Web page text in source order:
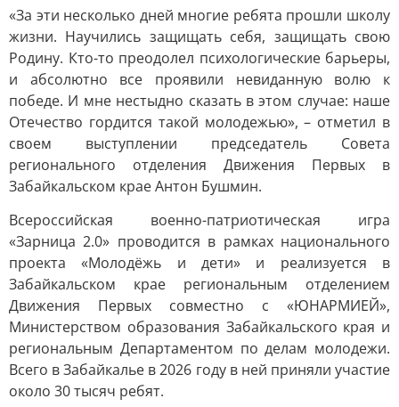
«За эти несколько дней многие ребята прошли школу
жизни. Научились защищать себя, защищать свою
Родину. Кто-то преодолел психологические барьеры,
и абсолютно все проявили невиданную волю к
победе. И мне нестыдно сказать в этом случае: наше
Отечество гордится такой молодежью», – отметил в
своем выступлении председатель Совета
регионального отделения Движения Первых в
Забайкальском крае Антон Бушмин.
Всероссийская военно-патриотическая игра
«Зарница 2.0» проводится в рамках национального
проекта «Молодёжь и дети» и реализуется в
Забайкальском крае региональным отделением
Движения Первых совместно с «ЮНАРМИЕЙ»,
Министерством образования Забайкальского края и
региональным Департаментом по делам молодежи.
Всего в Забайкалье в 2026 году в ней приняли участие
около 30 тысяч ребят.